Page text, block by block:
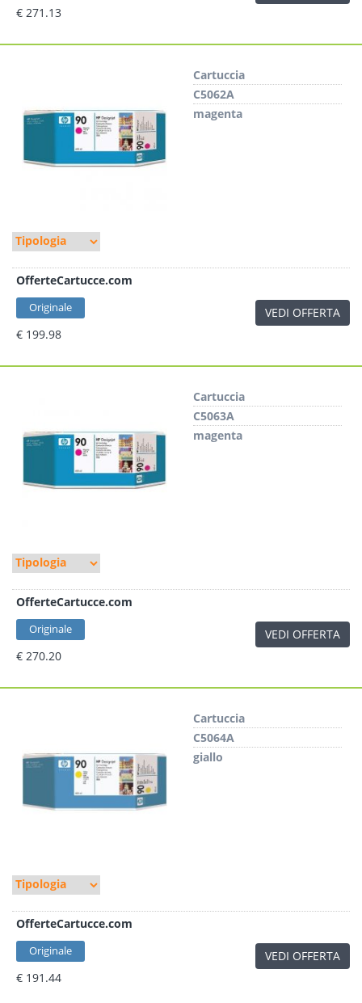
€ 271.13
Cartuccia
C5062A
magenta
OfferteCartucce.com
Originale
€ 199.98
VEDI OFFERTA
Cartuccia
C5063A
magenta
OfferteCartucce.com
Originale
€ 270.20
VEDI OFFERTA
Cartuccia
C5064A
giallo
OfferteCartucce.com
Originale
€ 191.44
VEDI OFFERTA